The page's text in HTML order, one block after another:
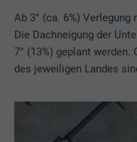
Ab 3° (ca. 6%)
Die Dachneigung der
7° (13%) geplant werden.
des jeweiligen Landes